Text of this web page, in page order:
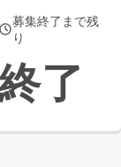
募集終了まで残
り
了